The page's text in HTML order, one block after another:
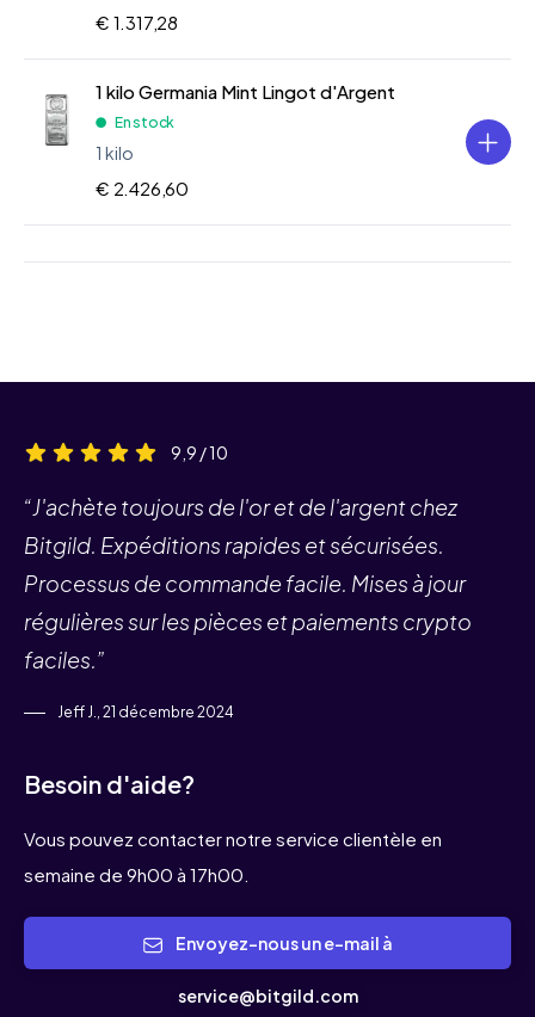
€ 1.317,28
1 kilo Germania Mint Lingot d'Argent
En stock
1 kilo
€ 2.426,60
9,9 / 10
“J'achète toujours de l'or et de l'argent chez
Bitgild. Expéditions rapides et sécurisées.
Processus de commande facile. Mises à jour
régulières sur les pièces et paiements crypto
faciles.”
Jeff J., 21 décembre 2024
Besoin d'aide?
Vous pouvez contacter notre service clientèle en
semaine de 9h00 à 17h00.
service@bitgild.com